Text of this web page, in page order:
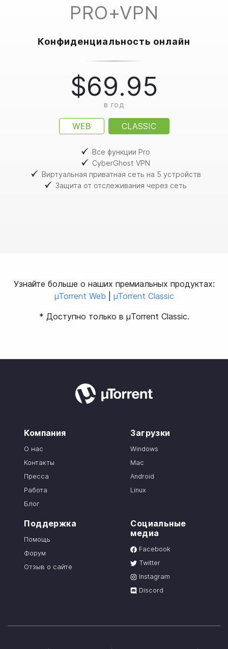
PRO+VPN
Конфиденциальность онлайн
$69.95
в год
WEB CLASSIC
Все функции Pro
CyberGhost VPN
Виртуальная приватная сеть на 5 устройств
Защита от отслеживания через сеть
Узнайте больше о наших премиальных продуктах:
µTorrent Web
µTorrent Classic
* Доступно только в µTorrent Classic.
Компания
О нас
Контакты
Пресса
Работа
Блог
Загрузки
Windows
Mac
Android
Linux
Поддержка
Помощь
Форум
Отзыв о сайте
Социальные
медиа
Facebook
Twitter
Instagram
Discord